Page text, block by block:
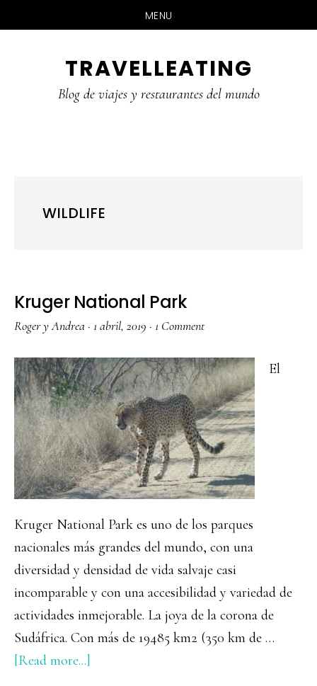
MENU
TRAVELLEATING
Blog de viajes y restaurantes del mundo
WILDLIFE
Kruger National Park
Roger y Andrea · 1 abril, 2019 · 1 Comment
El
Kruger National Park es uno de los parques
nacionales más grandes del mundo, con una
diversidad y densidad de vida salvaje casi
incomparable y con una accesibilidad y variedad de
actividades inmejorable. La joya de la corona de
Sudáfrica. Con más de 19485 km2 (350 km de …
[Read more...]